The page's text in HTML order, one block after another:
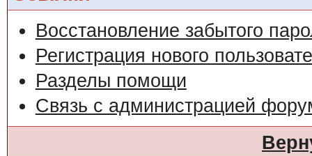
Восстановление забытого
Регистрация нового
Разделы помощи
Связь с администрацией